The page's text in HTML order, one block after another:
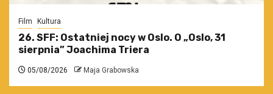
Film Kultura
26. SFF: Ostatniej nocy w Oslo. O „Oslo, 31
sierpnia” Joachima Triera
05/08/2026 Maja Grabowska